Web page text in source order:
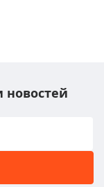
новостей